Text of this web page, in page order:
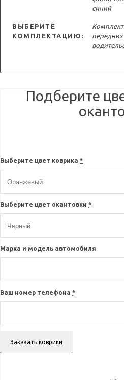
синий
ВЫБЕРИТЕ
КОМПЛЕКТАЦИЮ:
Комплект
передних
Подберите
Выберите цвет коврика *
Выберите цвет окантовки *
Марка и модель автомобиля
Ваш номер телефона *